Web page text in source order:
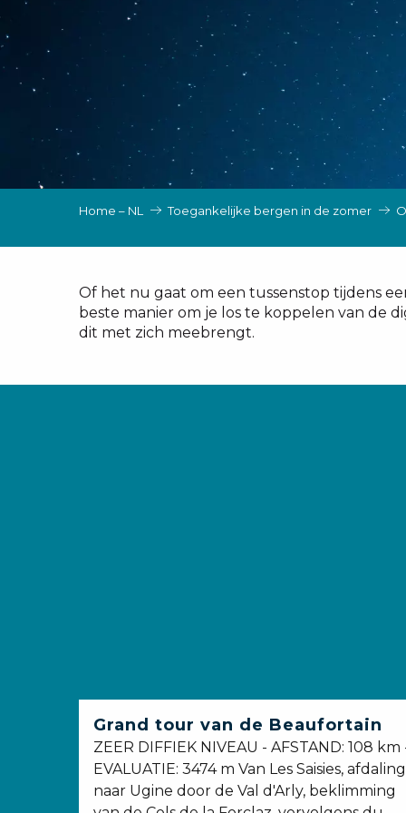
GROEPEN, ONDERNEMINGSRADEN
– NL
VAN LES SAISIES
Home – NL Toegankelijke bergen in de zomer
Of het nu gaat om een tussenstop tijdens
beste manier om je los te koppelen van de
dit met zich meebrengt.
Grand tour van de Beaufortain
ZEER DIFFIEK NIVEAU - AFSTAND: 108 km
EVALUATIE: 3474 m Van Les Saisies, afdaling
naar Ugine door de Val d'Arly, beklimming